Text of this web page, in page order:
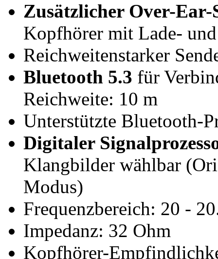
Zusätzlicher Over-
Kopfhörer mit Lade-
Reichweitenstarker
Bluetooth 5.3 für
Reichweite: 10 m
Unterstützte Bluetooth-
Digitaler
Klangbilder wählbar
Modus)
Frequenzbereich: 20 -
Impedanz: 32 Ohm
Kopfhörer-